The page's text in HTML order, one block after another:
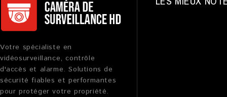
Votre spécialiste en
vidéosurveillance, contrôle
d'accès et alarme. Solutions de
sécurité fiables et performantes
pour protéger votre propriété.